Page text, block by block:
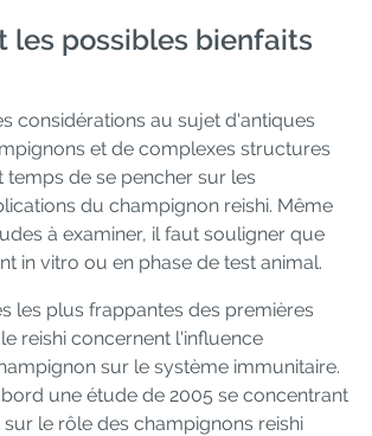
les possibles bienfaits
considérations au sujet d'antiques
et de complexes structures
temps de se pencher sur les
du champignon reishi. Même
à examiner, il faut souligner que
in vitro ou en phase de test animal.
les plus frappantes des premières
reishi concernent l'influence
sur le système immunitaire.
une étude de 2005 se concentrant
le rôle des champignons reishi